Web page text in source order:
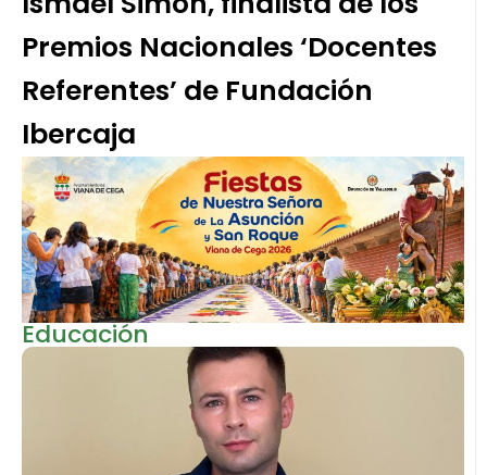
Premios Nacionales ‘Docentes
Referentes’ de Fundación
Ibercaja
Educación